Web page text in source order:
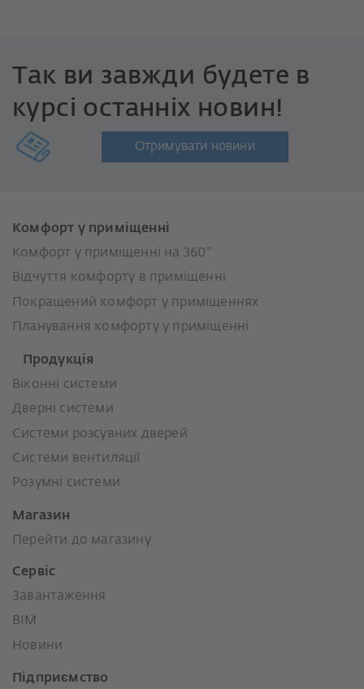
Так ви завжди будете в
курсі останніх новин!
Отримувати новини
Комфорт у приміщенні
Комфорт у приміщенні на 360°
Відчуття комфорту в приміщенні
Покращений комфорт у приміщеннях
Планування комфорту у приміщенні
Продукція
Віконні системи
Дверні системи
Системи розсувних дверей
Системи вентиляції
Розумні системи
Магазин
Перейти до магазину
Сервіс
Завантаження
BIM
Новини
Підприємство